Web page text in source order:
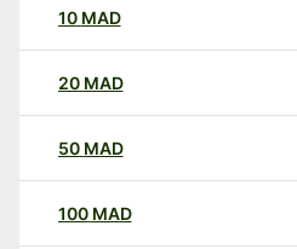
10 MAD
20 MAD
50 MAD
100 MAD